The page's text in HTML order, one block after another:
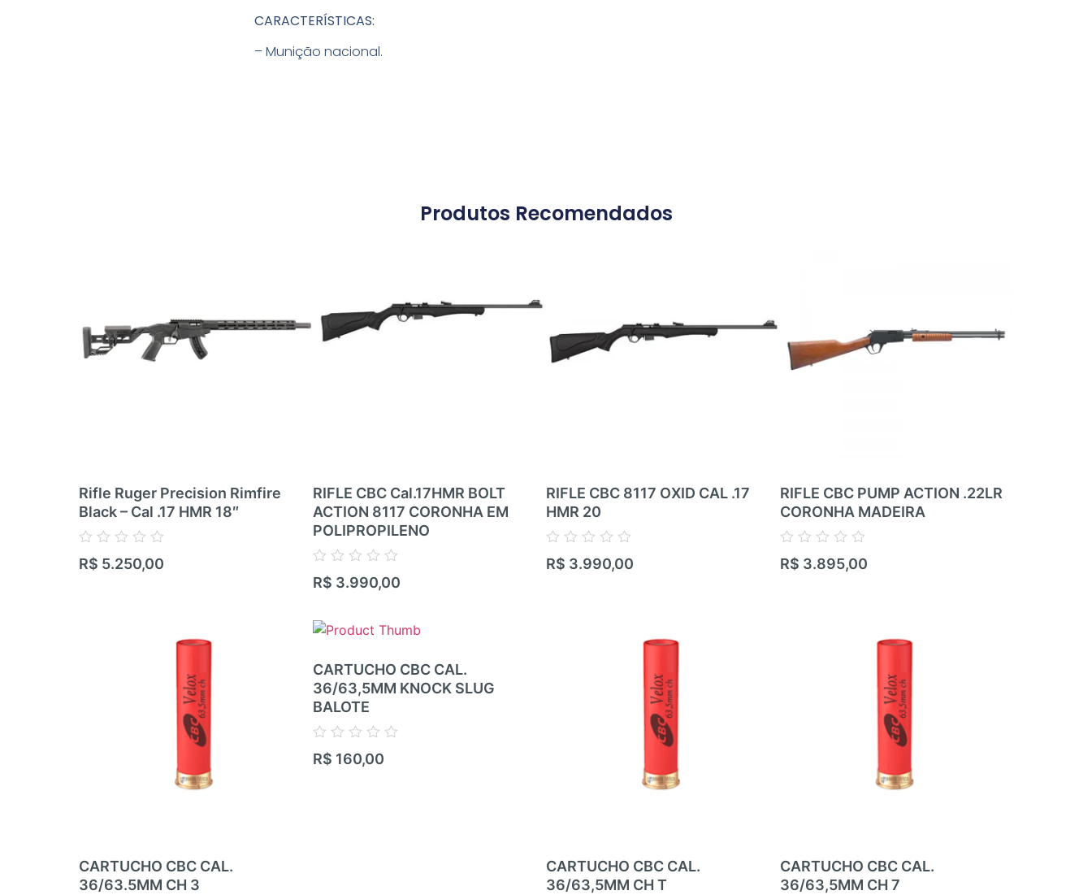
CARACTERÍSTICAS:
– Munição nacional.
Produtos Recomendados
Rifle Ruger Precision Rimfire
Black – Cal .17 HMR 18″
Avaliação
0
R$ 5.250,00
RIFLE CBC Cal.17HMR BOLT
ACTION 8117 CORONHA EM
POLIPROPILENO
Avaliação
0
R$ 3.990,00
RIFLE CBC 8117 OXID CAL .17
HMR 20
Avaliação
0
R$ 3.990,00
RIFLE CBC PUMP ACTION .22LR
CORONHA MADEIRA
Avaliação
0
R$ 3.895,00
CARTUCHO CBC CAL.
36/63.5MM CH 3
CARTUCHO CBC CAL.
36/63,5MM KNOCK SLUG
BALOTE
Avaliação
0
R$ 160,00
CARTUCHO CBC CAL.
36/63,5MM CH T
CARTUCHO CBC CAL.
36/63,5MM CH 7